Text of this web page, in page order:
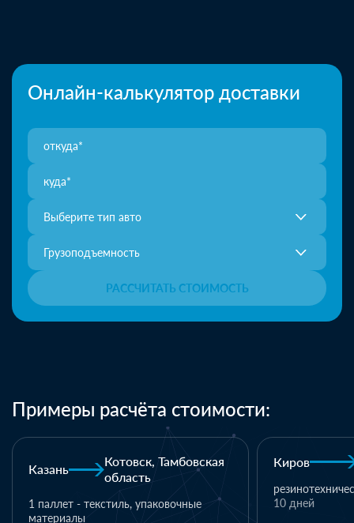
Онлайн-калькулятор доставки
Выберите тип авто
Грузоподъемность
РАССЧИТАТЬ СТОИМОСТЬ
Примеры расчёта стоимости:
Киров Хабаровск
резинотехнические изделия
700 000 ₽
10 дней
19 м3